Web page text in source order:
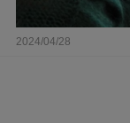
2024/04/28